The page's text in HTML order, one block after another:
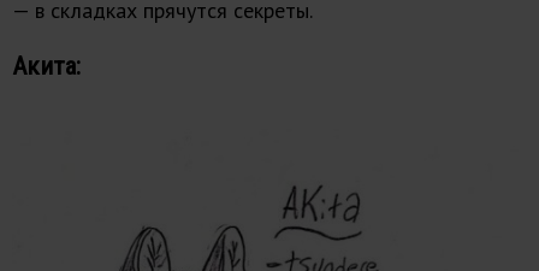
— в складках прячутся секреты.
Акита: